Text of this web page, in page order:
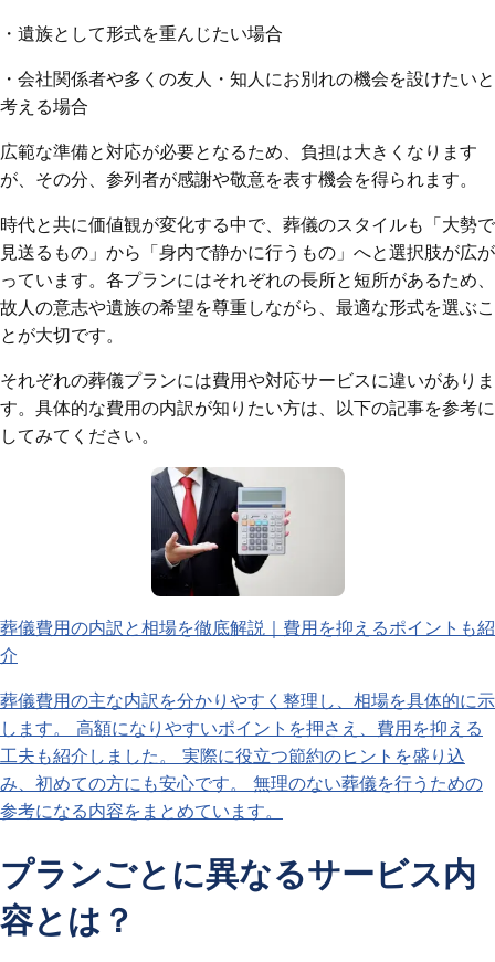
・遺族として形式を重んじたい場合
・会社関係者や多くの友人・知人にお別れの機会を設けたいと
考える場合
広範な準備と対応が必要となるため、負担は大きくなります
が、その分、参列者が感謝や敬意を表す機会を得られます。
時代と共に価値観が変化する中で、葬儀のスタイルも「大勢で
見送るもの」から「身内で静かに行うもの」へと選択肢が広が
っています。各プランにはそれぞれの長所と短所があるため、
故人の意志や遺族の希望を尊重しながら、最適な形式を選ぶこ
とが大切です。
それぞれの葬儀プランには費用や対応サービスに違いがありま
す。具体的な費用の内訳が知りたい方は、以下の記事を参考に
してみてください。
葬儀費用の内訳と相場を徹底解説｜費用を抑えるポイントも紹
介
葬儀費用の主な内訳を分かりやすく整理し、相場を具体的に示
します。 高額になりやすいポイントを押さえ、費用を抑える
工夫も紹介しました。 実際に役立つ節約のヒントを盛り込
み、初めての方にも安心です。 無理のない葬儀を行うための
参考になる内容をまとめています。
プランごとに異なるサービス内
容とは？